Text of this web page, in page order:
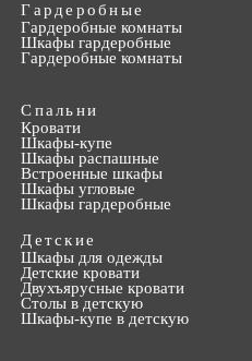
Гардеробные
Гардеробные комнаты
Шкафы гардеробные
Гардеробные комнаты
Спальни
Кровати
Шкафы-купе
Шкафы распашные
Встроенные шкафы
Шкафы угловые
Шкафы гардеробные
Детские
Шкафы для одежды
Детские кровати
Двухъярусные кровати
Столы в детскую
Шкафы-купе в детскую